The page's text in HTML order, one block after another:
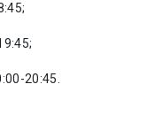
20:45.